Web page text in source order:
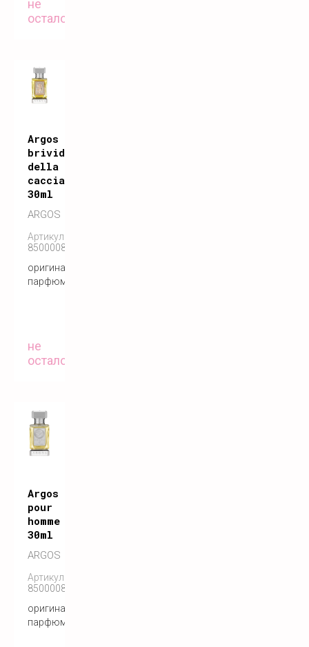
не
осталось
Argos
brivido
della
caccia
30ml
ARGOS
Артикул:
850000808300
оригинальный
парфюм
не
осталось
Argos
pour
homme
30ml
ARGOS
Артикул:
850000808300
оригинальный
парфюм